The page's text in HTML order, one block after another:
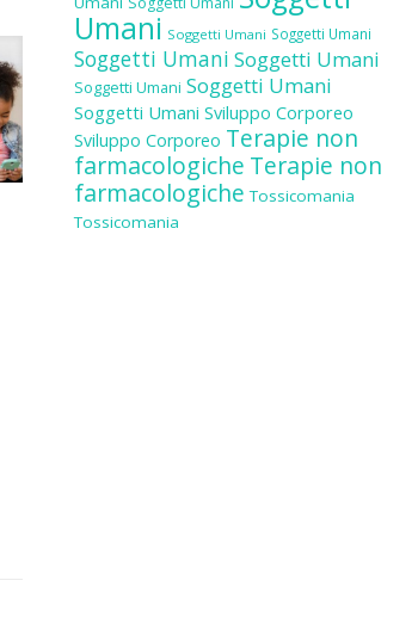
Umani Soggetti Umani Soggetti Umani
Soggetti Umani Soggetti Umani
Soggetti Umani Soggetti Umani
Soggetti Umani Sviluppo Corporeo
Sviluppo Corporeo Terapie non
farmacologiche Terapie non
farmacologiche Tossicomania
Tossicomania